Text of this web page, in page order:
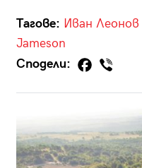
Тагове: Иван Леонов
Jameson
Сподели: